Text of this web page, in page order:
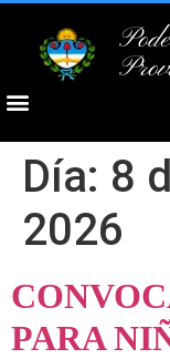
Día: 8
2026
PARA